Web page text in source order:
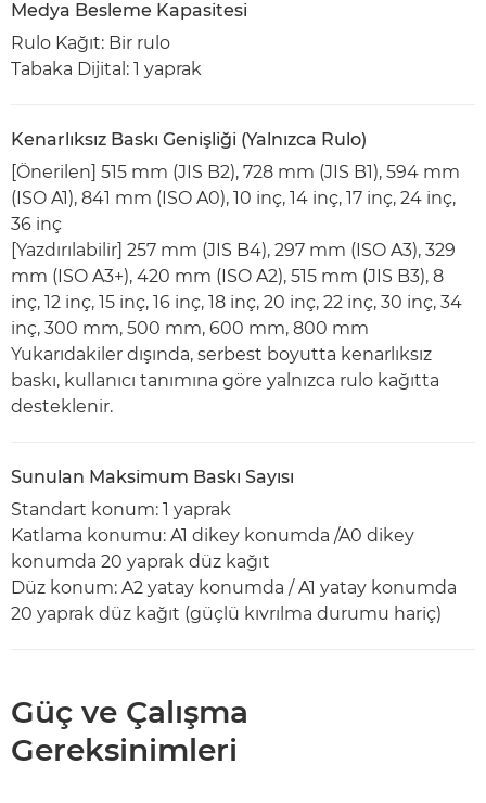
Medya Besleme Kapasitesi
Rulo Kağıt: Bir rulo
Tabaka Dijital: 1 yaprak
Kenarlıksız Baskı Genişliği (Yalnızca Rulo)
[Önerilen] 515 mm (JIS B2), 728 mm (JIS B1), 594 mm
(ISO A1), 841 mm (ISO A0), 10 inç, 14 inç, 17 inç, 24 inç,
36 inç
[Yazdırılabilir] 257 mm (JIS B4), 297 mm (ISO A3), 329
mm (ISO A3+), 420 mm (ISO A2), 515 mm (JIS B3), 8
inç, 12 inç, 15 inç, 16 inç, 18 inç, 20 inç, 22 inç, 30 inç, 34
inç, 300 mm, 500 mm, 600 mm, 800 mm
Yukarıdakiler dışında, serbest boyutta kenarlıksız
baskı, kullanıcı tanımına göre yalnızca rulo kağıtta
desteklenir.
Sunulan Maksimum Baskı Sayısı
Standart konum: 1 yaprak
Katlama konumu: A1 dikey konumda /A0 dikey
konumda 20 yaprak düz kağıt
Düz konum: A2 yatay konumda / A1 yatay konumda
20 yaprak düz kağıt (güçlü kıvrılma durumu hariç)
Güç ve Çalışma
Gereksinimleri